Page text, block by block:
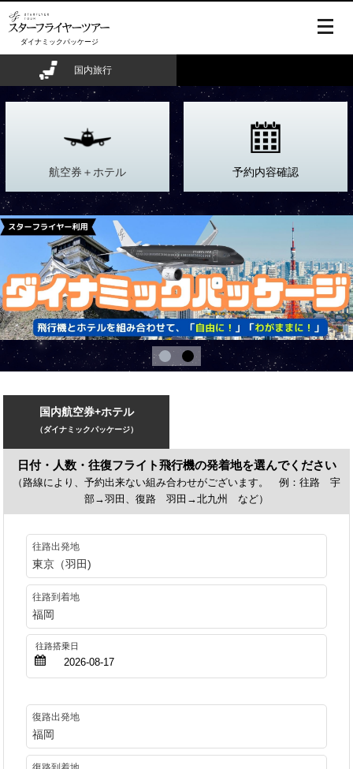
ダイナミックパッケージ
国内旅行
航空券＋ホテル 予約内容確認
国内航空券+ホテル
（ダイナミックパッケージ）
日付・人数・往復フライト飛行機の発着地を選んでください
（路線により、予約出来ない組み合わせがございます。 例：往路 宇
部→羽田、復路 羽田→北九州 など）
往路出発地
東京（羽田)
往路到着地
福岡
復路出発地
福岡